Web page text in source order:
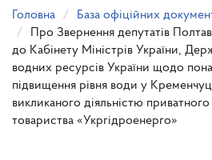
Головна
База офіційних
Про Звернення депутатів
до Кабінету Міністрів України,
водних ресурсів України щодо
підвищення рівня води у
викликаного діяльністю
товариства «Укргідроенерго»